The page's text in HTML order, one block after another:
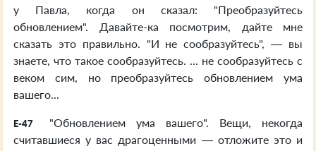
у Павла, когда он сказал: "Преобразуйтесь
обновлением". Давайте-ка посмотрим, дайте мне
сказать это правильно. "И не сообразуйтесь", — вы
знаете, что такое сообразуйтесь. ... не сообразуйтесь с
веком сим, но преобразуйтесь обновлением ума
вашего...
E-47
"Обновлением ума вашего". Вещи, некогда
считавшиеся у вас драгоценными — отложите это и